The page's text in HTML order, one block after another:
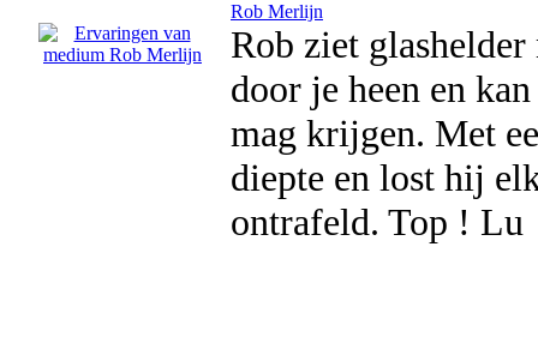
Rob Merlijn
Rob ziet
door je heen en
mag krijgen. Met
diepte en lost hij
ontrafeld. Top ! Lu